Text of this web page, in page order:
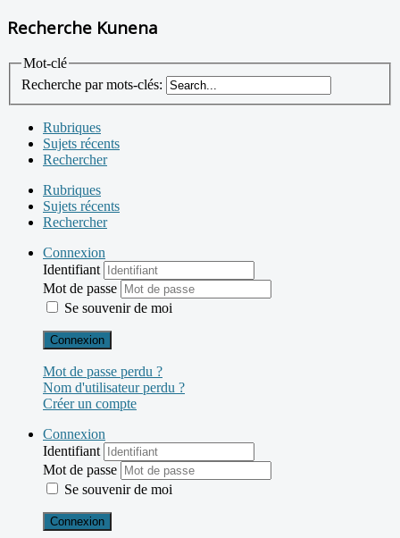
Recherche Kunena
Mot-clé
Recherche par mots-clés:
Rubriques
Sujets récents
Rechercher
Rubriques
Sujets récents
Rechercher
Connexion
Identifiant
Mot de passe
Se souvenir de moi
Connexion
Mot de passe perdu ?
Nom d'utilisateur perdu ?
Créer un compte
Connexion
Identifiant
Mot de passe
Se souvenir de moi
Connexion